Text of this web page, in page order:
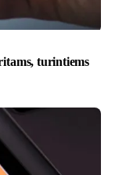
turintiems